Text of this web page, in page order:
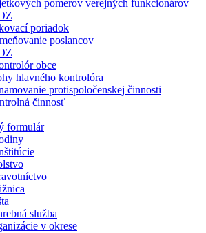
pomerov verejných funkcionárov
poriadok
poslancov
obce
hlavného kontrolóra
protispoločenskej činnosti
činnosť
formulár
služba
v okrese